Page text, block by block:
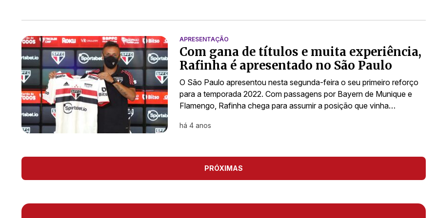
APRESENTAÇÃO
Com gana de títulos e muita experiência,
Rafinha é apresentado no São Paulo
O São Paulo apresentou nesta segunda-feira o seu primeiro reforço
para a temporada 2022. Com passagens por Bayern de Munique e
Flamengo, Rafinha chega para assumir a posição que vinha…
há 4 anos
PRÓXIMAS